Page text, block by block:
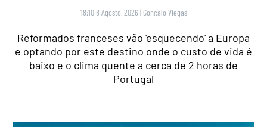
18:10 8 Agosto, 2026 | Gonçalo Viegas
Reformados franceses vão 'esquecendo' a Europa
e optando por este destino onde o custo de vida é
baixo e o clima quente a cerca de 2 horas de
Portugal